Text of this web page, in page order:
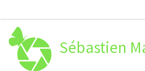
Sébastien